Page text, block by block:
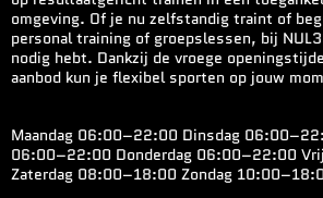
omgeving. Of je nu zelfstandig traint of
personal training of groepslessen, bij
nodig hebt. Dankzij de vroege
aanbod kun je flexibel sporten op jouw
Maandag 06:00–22:00 Dinsdag
06:00–22:00 Donderdag 06:00–22:00
Zaterdag 08:00–18:00 Zondag